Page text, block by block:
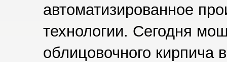
автоматизированное
технологии. Сегодня
облицовочного кирпича